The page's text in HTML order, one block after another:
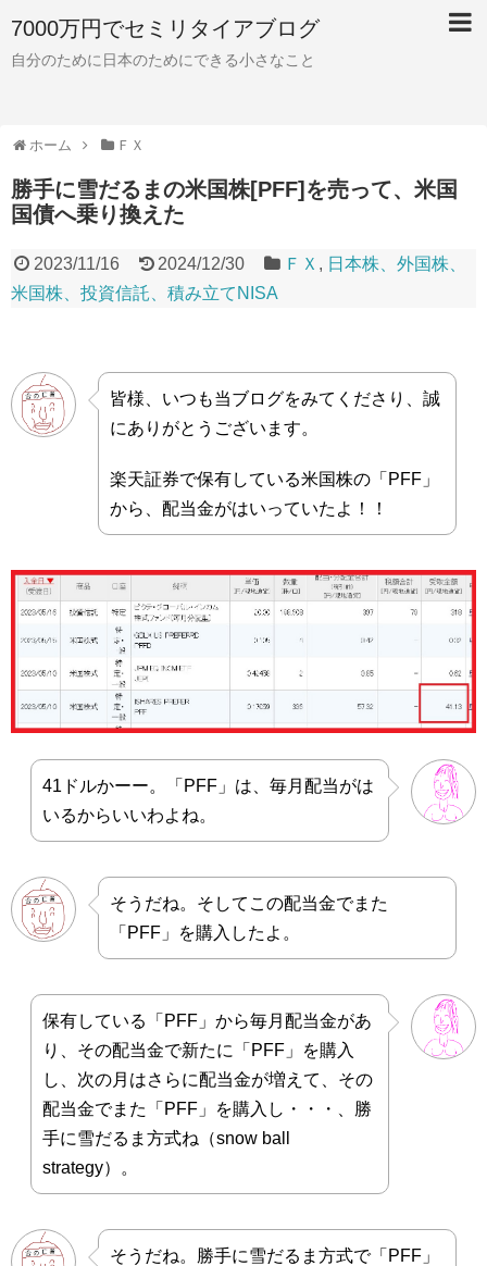
7000万円でセミリタイアブログ
自分のために日本のためにできる小さなこと
ホーム ＦＸ
勝手に雪だるまの米国株[PFF]を売って、米国
国債へ乗り換えた
2023/11/16 2024/12/30 ＦＸ , 日本株、外国株、
米国株、投資信託、積み立てNISA
皆様、いつも当ブログをみてくださり、誠
にありがとうございます。
楽天証券で保有している米国株の「PFF」
から、配当金がはいっていたよ！！
41ドルかーー。「PFF」は、毎月配当がは
いるからいいわよね。
そうだね。そしてこの配当金でまた
「PFF」を購入したよ。
保有している「PFF」から毎月配当金があ
り、その配当金で新たに「PFF」を購入
し、次の月はさらに配当金が増えて、その
配当金でまた「PFF」を購入し・・・、勝
手に雪だるま方式ね（snow ball
strategy）。
そうだね。勝手に雪だるま方式で「PFF」